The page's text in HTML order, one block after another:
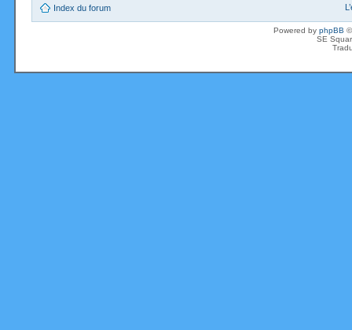
Index du forum
Powered by phpBB
SE